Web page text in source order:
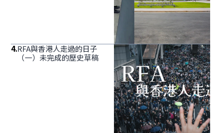
4.RFA與香港人走過的日子
（一）未完成的歷史草稿